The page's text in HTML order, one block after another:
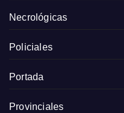
Necrológicas
Policiales
Portada
Provinciales